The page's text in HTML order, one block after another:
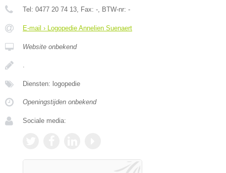
Tel: 0477 20 74 13, Fax: -, BTW-nr: -
E-mail › Logopedie Annelien Suenaert
Website onbekend
.
Diensten: logopedie
Openingstijden onbekend
Sociale media: